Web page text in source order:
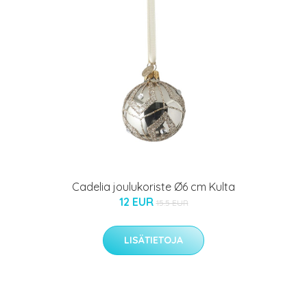
Cadelia joulukoriste Ø6 cm Kulta
12 EUR 15.5 EUR
LISÄTIETOJA